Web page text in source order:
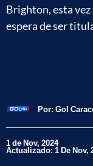
Brighton, esta vez
espera de ser
Por: Gol
1 de Nov, 2024
Actualizado: 1 De Nov,